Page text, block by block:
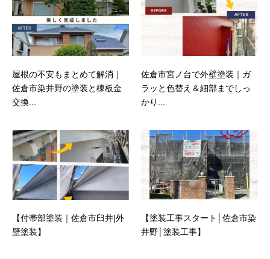
屋根の不安もまとめて解消｜
佐倉市染井野の塗装と棟板金
交換...
佐倉市宮ノ台で外壁塗装｜ガ
ラッと色替え＆細部までしっ
かり...
【付帯部塗装｜佐倉市臼井|外
壁塗装】
【塗装工事スタート│佐倉市染
井野│塗装工事】